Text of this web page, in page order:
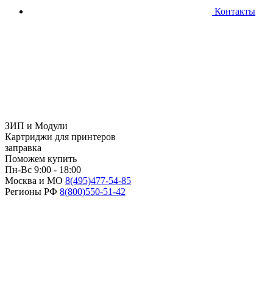
Контакты
ЗИП и Модули
Картриджи для принтеров
заправка
Поможем купить
Пн-Вс 9:00 - 18:00
Москва и МО 8(495)477-54-85
Регионы РФ 8(800)550-51-42